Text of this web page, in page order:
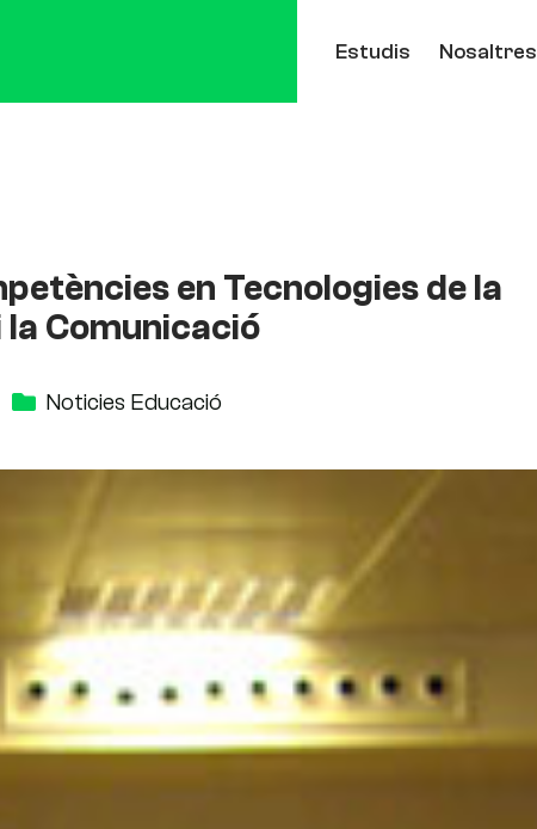
Estudis Nosaltres
en Tecnologies de la
Comunicació
Noticies Educació